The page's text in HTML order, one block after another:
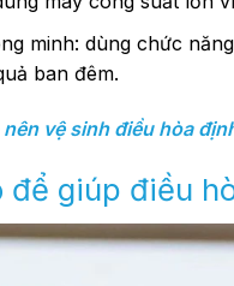
minh: dùng chức
ban đêm.
nên vệ sinh điều hòa
để giúp điều